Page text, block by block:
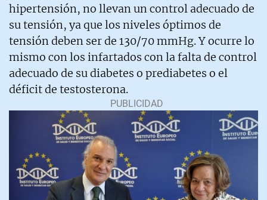
hipertensión, no llevan un control adecuado de
su tensión, ya que los niveles óptimos de
tensión deben ser de 130/70 mmHg. Y ocurre lo
mismo con los infartados con la falta de control
adecuado de su diabetes o prediabetes o el
déficit de testosterona.